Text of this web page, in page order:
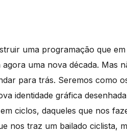
uma programação que
uma nova década. Mas
para trás. Seremos como
identidade gráfica
ciclos, daqueles que nos
nos traz um bailado ciclista,